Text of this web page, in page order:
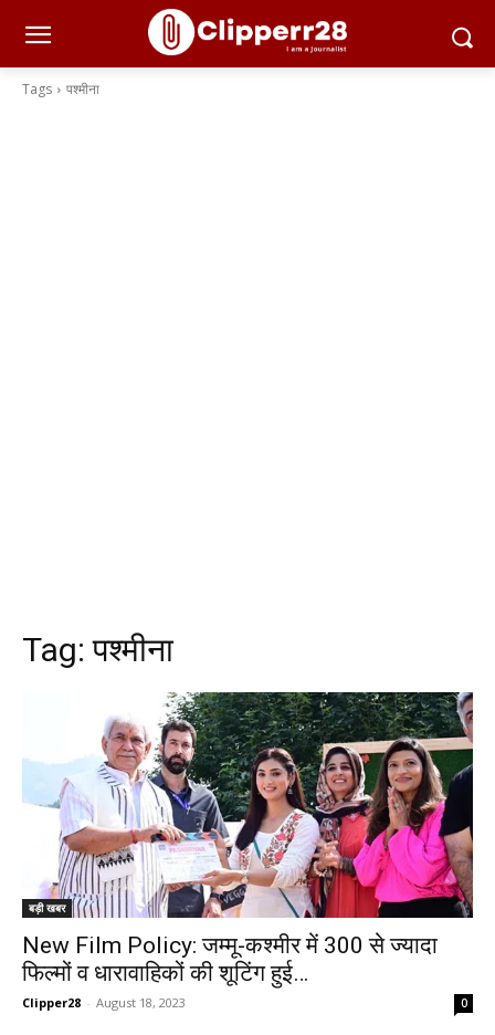
Tags पश्मीना
Tag:पश्मीना
बड़ी खबर
New Film Policy: जम्मू-कश्मीर में 300 से ज्यादा
फिल्मों व धारावाहिकों की शूटिंग हुई…
Clipper28 - August 18, 2023 0